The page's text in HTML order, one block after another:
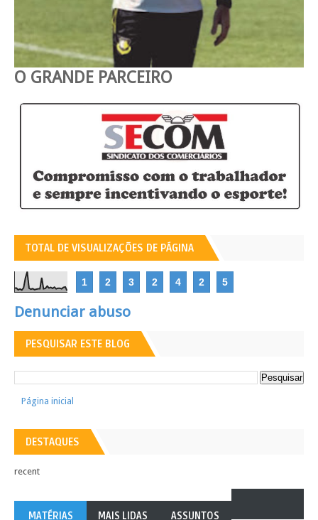
O GRANDE PARCEIRO
TOTAL DE VISUALIZAÇÕES DE PÁGINA
1 2 3 2 4 2 5
Denunciar abuso
PESQUISAR ESTE BLOG
Página inicial
DESTAQUES
recent
MATÉRIAS MAIS LIDAS ASSUNTOS